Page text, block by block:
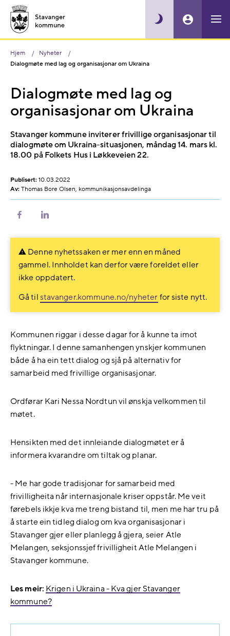
Hjem
Nyheter
Dialogmøte med lag og organisasjonar om Ukraina
Dialogmøte med lag og
organisasjonar om Ukraina
Stavanger kommune inviterer frivillige organisasjonar til
dialogmøte om Ukraina-situasjonen, måndag 14. mars kl.
18.00 på Folkets Hus i Løkkeveien 22.
Publisert: 10.03.2022
Av: Thomas Bore Olsen, kommunikasjonsavdelinga
Del
Del
Denne nyhetssaken er mer enn en måned
gammel. Innholdet kan derfor være foreldet eller
ikke oppdatert.
Gå til stavanger.kommune.no/nyheter for siste nytt.
Kommunen riggar i desse dagar for å kunne ta imot
flyktningar. I denne samanhengen ynskjer kommunen
både å ha ein tett dialog og sjå på alternativ for
samarbeid med frivillige organisasjonar.
Ordførar Kari Nessa Nordtun vil ønskja velkommen til
møtet.
Hensikten med det innleiande dialogmøtet er å
informera kvarandre om tiltak og planar.
- Me har gode tradisjonar for samarbeid med
frivilligheita når internasjonale kriser oppstår. Me veit
førebels ikkje kva me treng bistand til, men me har tru på
å starte ein tidleg dialog om kva organisasjonar i
Stavanger gjer eller planlegg å gjera, seier Atle
Melangen, seksjonssjef frivilligheit Atle Melangen i
Stavanger kommune.
Les meir: Krigen i Ukraina - Kva gjer Stavanger
kommune?